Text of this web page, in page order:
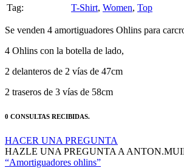
Tag:
T-Shirt, Women, Top
Se venden 4 amortiguadores Ohlins para
4 Ohlins con la botella de lado,
2 delanteros de 2 vías de 47cm
2 traseros de 3 vías de 58cm
0 CONSULTAS RECIBIDAS.
HACER UNA PREGUNTA
HAZLE UNA PREGUNTA A
“Amortiguadores ohlins”